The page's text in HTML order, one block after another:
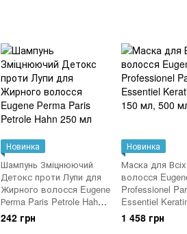
Новинка
Шампунь Зміцнюючий
Детокс проти Лупи для
Жирного волосся Eugene
Рerma Paris Petrole Hahn
250 мл
242 грн
Новинка
Маска для Всіх
волосся
Professionel
Essentiel
мл, 500 мл
1 458 грн